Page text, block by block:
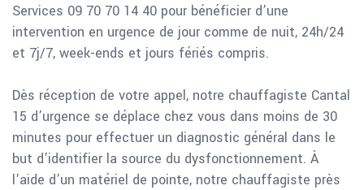
Services 09 70 70 14 40 pour bénéficier d’une
intervention en urgence de jour comme de nuit, 24h/24
et 7j/7, week-ends et jours fériés compris.
Dès réception de votre appel, notre chauffagiste Cantal
15 d’urgence se déplace chez vous dans moins de 30
minutes pour effectuer un diagnostic général dans le
but d’identifier la source du dysfonctionnement. À
l’aide d’un matériel de pointe, notre chauffagiste près